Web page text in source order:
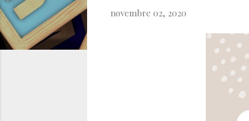
novembre 02, 2020